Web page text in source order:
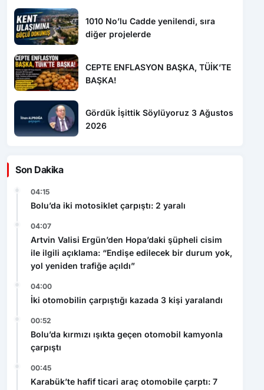
CEPTE ENFLASYON BAŞKA, TÜİK’TE
BAŞKA!
Gördük İşittik Söylüyoruz 3 Ağustos
2026
Son Dakika
Bolu’da iki motosiklet çarpıştı: 2 yaralı
ile ilgili açıklama: “Endişe edilecek bir durum yok,
yol yeniden trafiğe açıldı”
İki otomobilin çarpıştığı kazada 3 kişi yaralandı
Bolu’da kırmızı ışıkta geçen otomobil kamyonla
çarpıştı
Karabük’te hafif ticari araç otomobile çarptı: 7
yaralı